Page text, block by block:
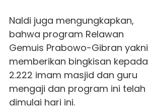
Naldi juga mengungkapkan,
bahwa program Relawan
Gemuis Prabowo-Gibran yakni
memberikan bingkisan kepada
2.222 imam masjid dan guru
mengaji dan program ini telah
dimulai hari ini.